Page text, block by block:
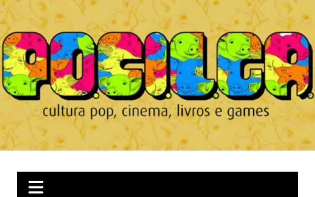
Ir
para
o
conteúdo